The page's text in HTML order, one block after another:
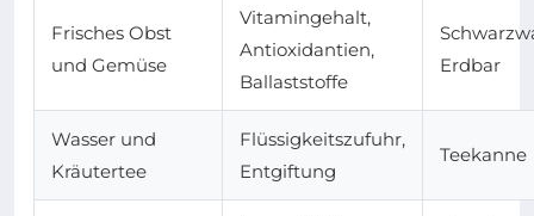
Frisches Obst
und Gemüse
Vitamingehalt,
Antioxidantien,
Ballaststoffe
Erdbar
Wasser und
Kräutertee
Flüssigkeitszufuhr,
Entgiftung
Teekanne